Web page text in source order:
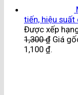
tiến, hiệu suất
Được xếp
1,300₫ Giá
1,100 ₫.